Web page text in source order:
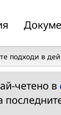
подходи в
четено в